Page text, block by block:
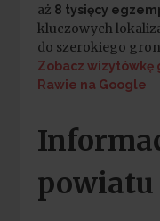
aż 8 tysięcy
kluczowych
do szerokiego
Zobacz wizytówkę
Rawie na Google